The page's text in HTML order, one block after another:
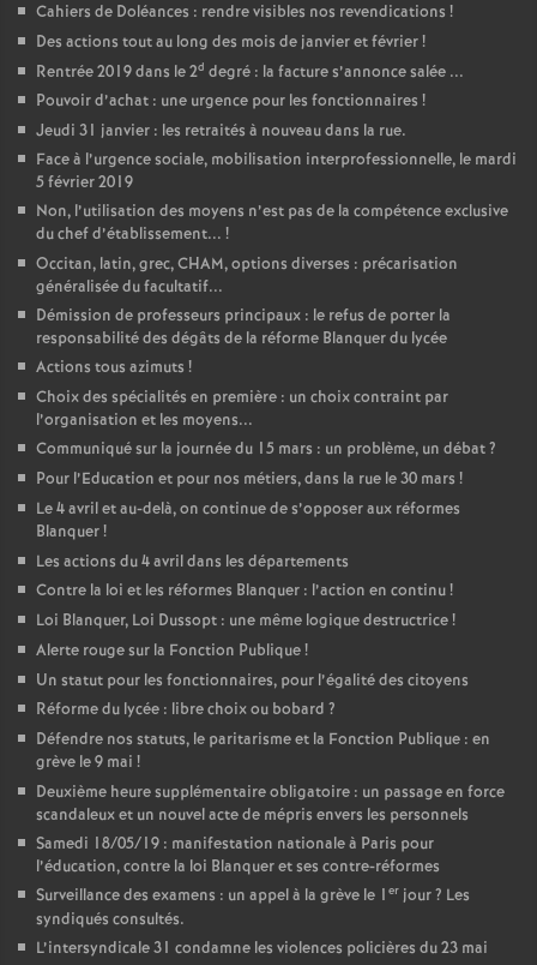
Cahiers de Doléances : rendre visibles nos revendications !
Des actions tout au long des mois de janvier et février!
Rentrée 2019 dans le 2d degré : la facture s’annonce salée ...
Pouvoir d’achat : une urgence pour les fonctionnaires !
Jeudi 31 janvier : les retraités à nouveau dans la rue.
Face à l’urgence sociale, mobilisation interprofessionnelle, le mardi
5 février 2019
Non, l’utilisation des moyens n’est pas de la compétence exclusive
du chef d’établissement... !
Occitan, latin, grec, CHAM, options diverses : précarisation
généralisée du facultatif...
Démission de professeurs principaux : le refus de porter la
responsabilité des dégâts de la réforme Blanquer du lycée
Actions tous azimuts !
Choix des spécialités en première : un choix contraint par
l’organisation et les moyens...
Communiqué sur la journée du 15 mars : un problème, un débat?
Pour l’Education et pour nos métiers, dans la rue le 30 mars !
Le 4 avril et au-delà, on continue de s’opposer aux réformes
Blanquer!
Les actions du 4 avril dans les départements
Contre la loi et les réformes Blanquer : l’action en continu!
Loi Blanquer, Loi Dussopt : une même logique destructrice!
Alerte rouge sur la Fonction Publique!
Un statut pour les fonctionnaires, pour l’égalité des citoyens
Réforme du lycée : libre choix ou bobard ?
Défendre nos statuts, le paritarisme et la Fonction Publique : en
grève le 9 mai !
Deuxième heure supplémentaire obligatoire : un passage en force
scandaleux et un nouvel acte de mépris envers les personnels
Samedi 18/05/19 : manifestation nationale à Paris pour
l’éducation, contre la loi Blanquer et ses contre-réformes
Surveillance des examens : un appel à la grève le 1 er jour? Les
syndiqués consultés.
L’intersyndicale 31 condamne les violences policières du 23 mai